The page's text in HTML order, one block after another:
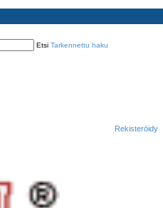
Etsi Tarkennettu haku
Rekisteröidy